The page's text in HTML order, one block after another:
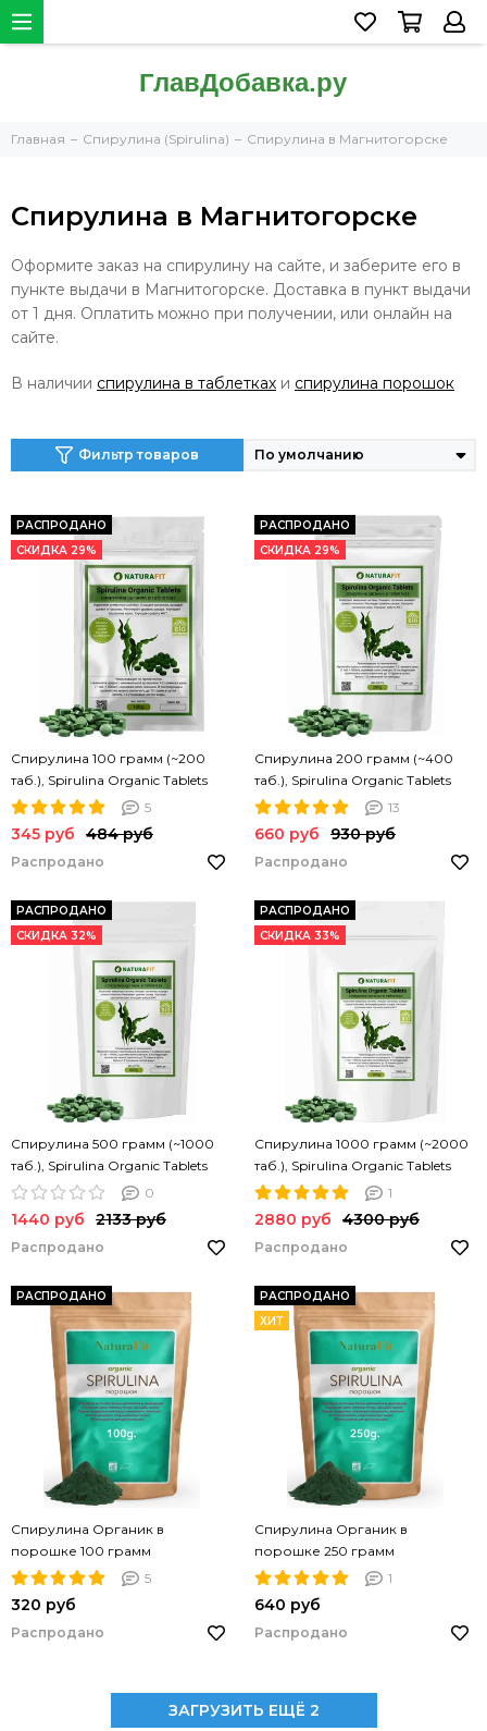
Главная Спирулина (Spirulina) Спирулина в Магнитогорске
Спирулина в Магнитогорске
Оформите заказ на спирулину на сайте, и заберите его в
пункте выдачи в Магнитогорске. Доставка в пункт выдачи
от 1 дня. Оплатить можно при получении, или онлайн на
сайте.
В наличии спирулина в таблетках и спирулина порошок
Фильтр товаров
РАСПРОДАНО
СКИДКА 29%
Спирулина 100 грамм (~200
таб.), Spirulina Organic Tablets
NATURAFIT 100g. Спирулина в
таблетках. PREMIUM
5
345 руб 484 руб
Распродано
РАСПРОДАНО
СКИДКА 29%
Спирулина 200 грамм (~400
таб.), Spirulina Organic Tablets
NATURAFIT 200g. Спирулина в
таблетках. PREMIUM
13
660 руб 930 руб
Распродано
РАСПРОДАНО
СКИДКА 32%
Спирулина 500 грамм (~1000
таб.), Spirulina Organic Tablets
NATURAFIT 500g. Спирулина в
таблетках. PREMIUM
0
1440 руб 2133 руб
Распродано
РАСПРОДАНО
СКИДКА 33%
Спирулина 1000 грамм (~2000
таб.), Spirulina Organic Tablets
NATURAFIT 1000g. Спирулина в
таблетках. PREMIUM
1
2880 руб 4300 руб
Распродано
РАСПРОДАНО
Спирулина Органик в
порошке 100 грамм
5
320 руб
Распродано
РАСПРОДАНО
ХИТ
Спирулина Органик в
порошке 250 грамм
1
640 руб
Распродано
ЗАГРУЗИТЬ ЕЩЁ 2